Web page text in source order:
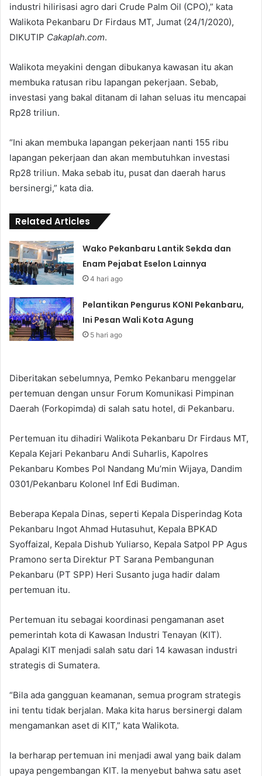
industri hilirisasi agro dari Crude Palm Oil (CPO),” kata
Walikota Pekanbaru Dr Firdaus MT, Jumat (24/1/2020),
DIKUTIP Cakaplah.com.
Walikota meyakini dengan dibukanya kawasan itu akan
membuka ratusan ribu lapangan pekerjaan. Sebab,
investasi yang bakal ditanam di lahan seluas itu mencapai
Rp28 triliun.
“Ini akan membuka lapangan pekerjaan nanti 155 ribu
lapangan pekerjaan dan akan membutuhkan investasi
Rp28 triliun. Maka sebab itu, pusat dan daerah harus
bersinergi,” kata dia.
Related Articles
Wako Pekanbaru Lantik Sekda dan
Enam Pejabat Eselon Lainnya
4 hari ago
Pelantikan Pengurus KONI Pekanbaru,
Ini Pesan Wali Kota Agung
5 hari ago
Diberitakan sebelumnya, Pemko Pekanbaru menggelar
pertemuan dengan unsur Forum Komunikasi Pimpinan
Daerah (Forkopimda) di salah satu hotel, di Pekanbaru.
Pertemuan itu dihadiri Walikota Pekanbaru Dr Firdaus MT,
Kepala Kejari Pekanbaru Andi Suharlis, Kapolres
Pekanbaru Kombes Pol Nandang Mu’min Wijaya, Dandim
0301/Pekanbaru Kolonel Inf Edi Budiman.
Beberapa Kepala Dinas, seperti Kepala Disperindag Kota
Pekanbaru Ingot Ahmad Hutasuhut, Kepala BPKAD
Syoffaizal, Kepala Dishub Yuliarso, Kepala Satpol PP Agus
Pramono serta Direktur PT Sarana Pembangunan
Pekanbaru (PT SPP) Heri Susanto juga hadir dalam
pertemuan itu.
Pertemuan itu sebagai koordinasi pengamanan aset
pemerintah kota di Kawasan Industri Tenayan (KIT).
Apalagi KIT menjadi salah satu dari 14 kawasan industri
strategis di Sumatera.
“Bila ada gangguan keamanan, semua program strategis
ini tentu tidak berjalan. Maka kita harus bersinergi dalam
mengamankan aset di KIT,” kata Walikota.
Ia berharap pertemuan ini menjadi awal yang baik dalam
upaya pengembangan KIT. Ia menyebut bahwa satu aset